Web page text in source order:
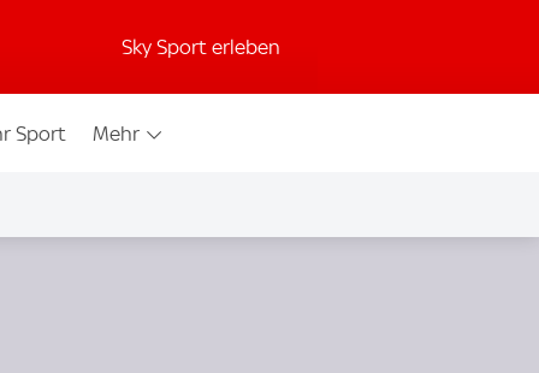
Sky Sport erleben
Sport Mehr